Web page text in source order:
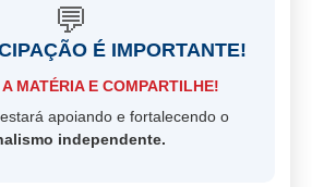
💬
É IMPORTANTE!
MATÉRIA E COMPARTILHE!
apoiando e fortalecendo o
independente.